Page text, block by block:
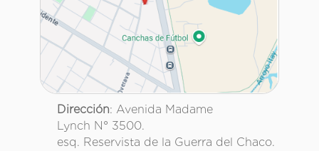
Dirección: Avenida Madame
Lynch N° 3500.
esq. Reservista de la Guerra del Chaco.